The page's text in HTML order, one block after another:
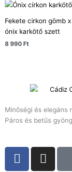
Fekete cirkon gömb
ónix karkötő szett
8 990 Ft
Minőségi és elegáns
Páros és betűs
F
a
I
n